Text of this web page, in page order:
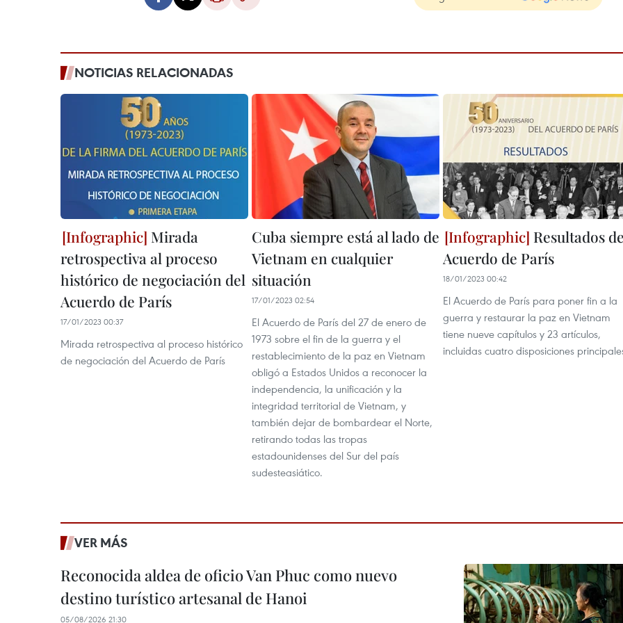
NOTICIAS RELACIONADAS
Mirada
retrospectiva al proceso
histórico de negociación del
Acuerdo de París
17/01/2023 00:37
Mirada retrospectiva al proceso histórico
de negociación del Acuerdo de París
Cuba siempre está al lado de
Vietnam en cualquier
situación
17/01/2023 02:54
El Acuerdo de París del 27 de enero de
1973 sobre el fin de la guerra y el
restablecimiento de la paz en Vietnam
obligó a Estados Unidos a reconocer la
independencia, la unificación y la
integridad territorial de Vietnam, y
también dejar de bombardear el Norte,
retirando todas las tropas
estadounidenses del Sur del país
sudesteasiático.
Resultados
Acuerdo de París
18/01/2023 00:42
El Acuerdo de París para poner fin a la
guerra y restaurar la paz en Vietnam
tiene nueve capítulos y 23 artículos,
incluidas cuatro disposiciones
VER MÁS
Reconocida aldea de oficio Van Phuc como nuevo
destino turístico artesanal de Hanoi
05/08/2026 21:30